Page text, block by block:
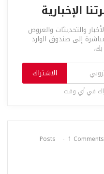
الإخبارية
والتحديثات والعروض
إلى صندوق الوارد
الاشتراك
في أي وقت
1 Comments